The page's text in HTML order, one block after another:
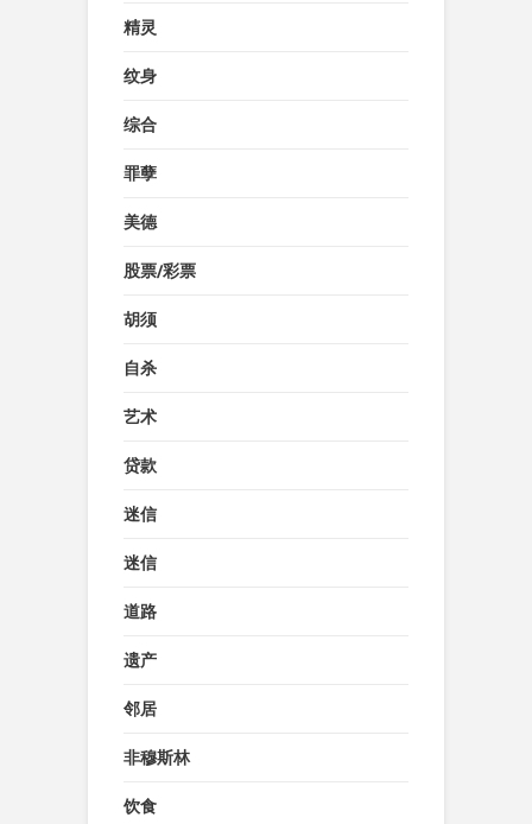
精灵
纹身
综合
罪孽
美德
股票/彩票
胡须
自杀
艺术
贷款
迷信
迷信
道路
遗产
邻居
非穆斯林
饮食